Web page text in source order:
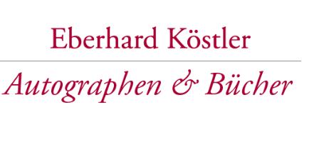
Navigation